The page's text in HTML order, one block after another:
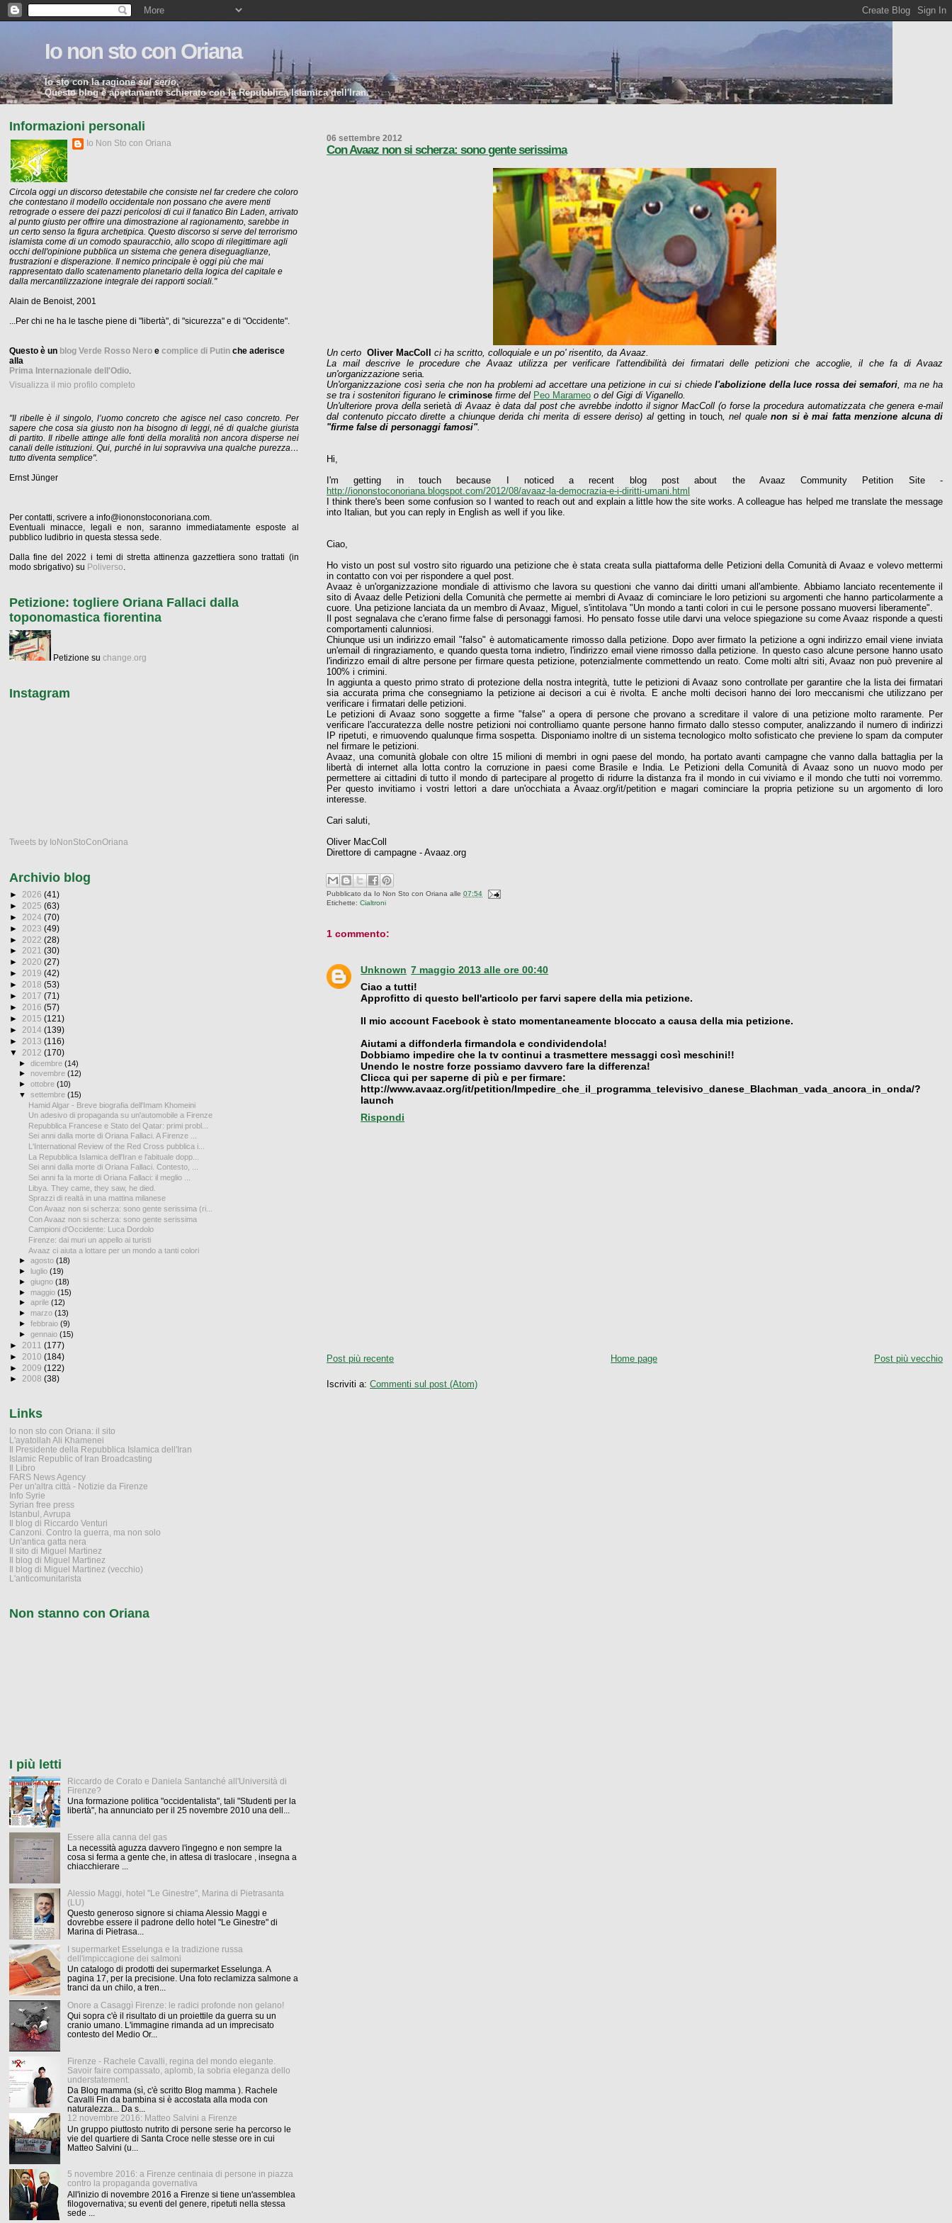
Io non sto con Oriana
Io sto con la ragionesul serio.
Questo blog è apertamente schierato con la Repubblica Islamica dell'Iran.
06 settembre 2012
Con Avaaz non si scherza: sono gente serissima
Un certoOliver MacColl
ci ha scritto, colloquiale e un po' risentito, da Avaaz.
La mail descrive le procedure che Avaaz utilizza per verificare l'attendibilità dei firmatari delle petizioni che accoglie, il che fa di Avaaz
un'organizzazioneseria.
Un'organizzazione così seria che non ha problemi ad accettare una petizione in cui si chiedel'abolizione della luce rossa dei semafori, ma ne ha
se tra i sostenitori figurano lecriminose firme del Peo Marameo o del Gigi di Viganello.
Un'ulteriore prova dellaserietàdi Avaaz è data dal post che avrebbe indotto il signor MacColl (o forse la procedura automatizzata che genera e-mail
dal contenuto piccato dirette a chiunque derida chi merita di essere deriso) algetting in touch, nel qualenon si è mai fatta menzione alcuna di
"firme false di personaggi famosi".
Hi,
I'm getting in touch because I noticed a recent blog post about the Avaaz Community Petition Site -
http://iononstoconoriana.blogspot.com/2012/08/avaaz-la-democrazia-e-i-diritti-umani.html
I think there's been some confusion so I wanted to reach out and explain a little how the site works. A colleague has helped me translate the message
into Italian, but you can reply in English as well if you like.
Ciao,
Ho visto un post sul vostro sito riguardo una petizione che è stata creata sulla piattaforma delle Petizioni della Comunità di Avaaz e volevo mettermi
in contatto con voi per rispondere a quel post.
Avaaz è un'organizzazione mondiale di attivismo che lavora su questioni che vanno dai diritti umani all'ambiente. Abbiamo lanciato recentemente il
sito di Avaaz delle Petizioni della Comunità che permette ai membri di Avaaz di cominciare le loro petizioni su argomenti che hanno particolarmente a
cuore. Una petizione lanciata da un membro di Avaaz, Miguel, s'intitolava "Un mondo a tanti colori in cui le persone possano muoversi liberamente".
Il post segnalava che c'erano firme false di personaggi famosi. Ho pensato fosse utile darvi una veloce spiegazione su come Avaaz risponde a questi
comportamenti calunniosi.
Chiunque usi un indirizzo email "falso" è automaticamente rimosso dalla petizione. Dopo aver firmato la petizione a ogni indirizzo email viene inviata
un'email di ringraziamento, e quando questa torna indietro, l'indirizzo email viene rimosso dalla petizione. In questo caso alcune persone hanno usato
l'indirizzo email di altre persone per firmare questa petizione, potenzialmente commettendo un reato. Come molti altri siti, Avaaz non può prevenire al
100% i crimini.
In aggiunta a questo primo strato di protezione della nostra integrità, tutte le petizioni di Avaaz sono controllate per garantire che la lista dei firmatari
sia accurata prima che consegniamo la petizione ai decisori a cui è rivolta. E anche molti decisori hanno dei loro meccanismi che utilizzano per
verificare i firmatari delle petizioni.
Le petizioni di Avaaz sono soggette a firme "false" a opera di persone che provano a screditare il valore di una petizione molto raramente. Per
verificare l'accuratezza delle nostre petizioni noi controlliamo quante persone hanno firmato dallo stesso computer, analizzando il numero di indirizzi
IP ripetuti, e rimuovendo qualunque firma sospetta. Disponiamo inoltre di un sistema tecnologico molto sofisticato che previene lo spam da computer
nel firmare le petizioni.
Avaaz, una comunità globale con oltre 15 milioni di membri in ogni paese del mondo, ha portato avanti campagne che vanno dalla battaglia per la
libertà di internet alla lotta contro la corruzione in paesi come Brasile e India. Le Petizioni della Comunità di Avaaz sono un nuovo modo per
permettere ai cittadini di tutto il mondo di partecipare al progetto di ridurre la distanza fra il mondo in cui viviamo e il mondo che tutti noi vorremmo.
Per questo invitiamo i vostri lettori a dare un'occhiata a Avaaz.org/it/petition e magari cominciare la propria petizione su un argomento di loro
interesse.
Cari saluti,
Oliver MacColl
Direttore di campagne - Avaaz.org
Pubblicato da Io Non Sto con Oriana alle07:54
Etichette:Cialtroni
1 commento:
Unknown 7 maggio 2013 alle ore 00:40
Ciao a tutti!
Approfitto di questo bell'articolo per farvi sapere della mia petizione.
Il mio account Facebook è stato momentaneamente bloccato a causa della mia petizione.
Aiutami a diffonderla firmandola e condividendola!
Dobbiamo impedire che la tv continui a trasmettere messaggi così meschini!!
Unendo le nostre forze possiamo davvero fare la differenza!
Clicca qui per saperne di più e per firmare:
http://www.avaaz.org/it/petition/Impedire_che_il_programma_televisivo_danese_Blachman_vada_ancora_in_onda/?
launch
Rispondi
Post più recente Post più vecchio
Home page
Iscriviti a:Commenti sul post (Atom)
Informazioni personali
Io Non Sto con Oriana
Circola oggi un discorso detestabile che consiste nel far credere che coloro
che contestano il modello occidentale non possano che avere menti
retrograde o essere dei pazzi pericolosi di cui il fanatico Bin Laden, arrivato
al punto giusto per offrire una dimostrazione al ragionamento, sarebbe in
un certo senso la figura archetipica. Questo discorso si serve del terrorismo
islamista come di un comodo spauracchio, allo scopo di rilegittimare agli
occhi dell'opinione pubblica un sistema che genera diseguaglianze,
frustrazioni e disperazione. Il nemico principale è oggi più che mai
rappresentato dallo scatenamento planetario della logica del capitale e
dalla mercantilizzazione integrale dei rapporti sociali."
Alain de Benoist, 2001
...Per chi ne ha le tasche piene di "libertà", di "sicurezza" e di "Occidente".
Questo è un blog Verde Rosso Nero e complice di Putin che aderisce
alla
Prima Internazionale dell'Odio.
Visualizza il mio profilo completo
"Il ribelle è il singolo, l’uomo concreto che agisce nel caso concreto. Per
sapere che cosa sia giusto non ha bisogno di leggi, né di qualche giurista
di partito. Il ribelle attinge alle fonti della moralità non ancora disperse nei
canali delle istituzioni. Qui, purché in lui sopravviva una qualche purezza…
tutto diventa semplice".
Ernst Jünger
Per contatti, scrivere a info@iononstoconoriana.com.
Eventuali minacce, legali e non, saranno immediatamente esposte al
pubblico ludibrio in questa stessa sede.
Dalla fine del 2022 i temi di stretta attinenza gazzettiera sono trattati (in
modo sbrigativo) su Poliverso.
Petizione: togliere Oriana Fallaci dalla
toponomastica fiorentina
Petizione su change.org
Instagram
Tweets by IoNonStoConOriana
Archivio blog
► 2026 (41)
► 2025 (63)
► 2024 (70)
► 2023 (49)
► 2022 (28)
► 2021 (30)
► 2020 (27)
► 2019 (42)
► 2018 (53)
► 2017 (71)
► 2016 (57)
► 2015 (121)
► 2014 (139)
► 2013 (116)
▼ 2012 (170)
►dicembre(14)
► novembre(12)
►ottobre(10)
▼settembre(15)
Hamid Algar - Breve biografia dell'Imam Khomeini
Un adesivo di propaganda su un'automobile a Firenze
Repubblica Francese e Stato del Qatar: primi probl...
Sei anni dalla morte di Oriana Fallaci. A Firenze ...
L'International Review of the Red Cross pubblica i...
La Repubblica Islamica dell'Iran e l'abituale dopp...
Sei anni dalla morte di Oriana Fallaci. Contesto, ...
Sei anni fa la morte di Oriana Fallaci: il meglio ...
Libya. They came, they saw, he died.
Sprazzi di realtà in una mattina milanese
Con Avaaz non si scherza: sono gente serissima (ri...
Con Avaaz non si scherza: sono gente serissima
Campioni d'Occidente: Luca Dordolo
Firenze: dai muri un appello ai turisti
Avaaz ci aiuta a lottare per un mondo a tanti colori
►agosto(18)
► luglio(19)
►giugno(18)
► maggio(15)
►aprile(12)
► marzo(13)
►febbraio(9)
►gennaio(15)
► 2011 (177)
► 2010 (184)
► 2009 (122)
► 2008 (38)
Links
Io non sto con Oriana: il sito
L'ayatollah Ali Khamenei
Il Presidente della Repubblica Islamica dell'Iran
Islamic Republic of Iran Broadcasting
Il Libro
FARS News Agency
Per un'altra città - Notizie da Firenze
Info Syrie
Syrian free press
Istanbul, Avrupa
Il blog di Riccardo Venturi
Canzoni. Contro la guerra, ma non solo
Un'antica gatta nera
Il sito di Miguel Martinez
Il blog di Miguel Martinez
Il blog di Miguel Martinez (vecchio)
L'anticomunitarista
Non stanno con Oriana
I più letti
Riccardo de Corato e Daniela Santanché all'Università di
Firenze?
Una formazione politica "occidentalista", tali "Studenti per la
libertà", ha annunciato per il 25 novembre 2010 una dell...
Essere alla canna del gas
La necessità aguzza davvero l'ingegno e non sempre la
cosa si ferma a gente che, in attesa di traslocare , insegna a
chiacchierare ...
Alessio Maggi, hotel "Le Ginestre", Marina di Pietrasanta
(LU)
Questo generoso signore si chiama Alessio Maggi e
dovrebbe essere il padrone dello hotel "Le Ginestre" di
Marina di Pietrasa...
I supermarket Esselunga e la tradizione russa
dell'impiccagione dei salmoni
Un catalogo di prodotti dei supermarket Esselunga. A
pagina 17, per la precisione. Una foto reclamizza salmone a
tranci da un chilo, a tren...
Onore a Casaggì Firenze: le radici profonde non gelano!
Qui sopra c'è il risultato di un proiettile da guerra su un
cranio umano. L'immagine rimanda ad un imprecisato
contesto del Medio Or...
Firenze - Rachele Cavalli, regina del mondo elegante.
Savoir faire compassato, aplomb, la sobria eleganza dello
understatement.
Da Blog mamma (sì, c'è scritto Blog mamma ). Rachele
Cavalli Fin da bambina si è accostata alla moda con
naturalezza... Da s...
12 novembre 2016: Matteo Salvini a Firenze
Un gruppo piuttosto nutrito di persone serie ha percorso le
vie del quartiere di Santa Croce nelle stesse ore in cui
Matteo Salvini (u...
5 novembre 2016: a Firenze centinaia di persone in piazza
contro la propaganda governativa
All'inizio di novembre 2016 a Firenze si tiene un'assemblea
filogovernativa; su eventi del genere, ripetuti nella stessa
sede ...